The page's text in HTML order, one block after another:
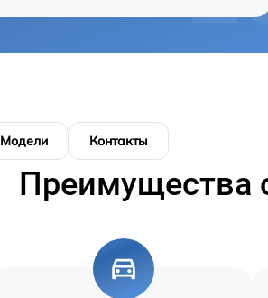
Модели Контакты
Преимущества